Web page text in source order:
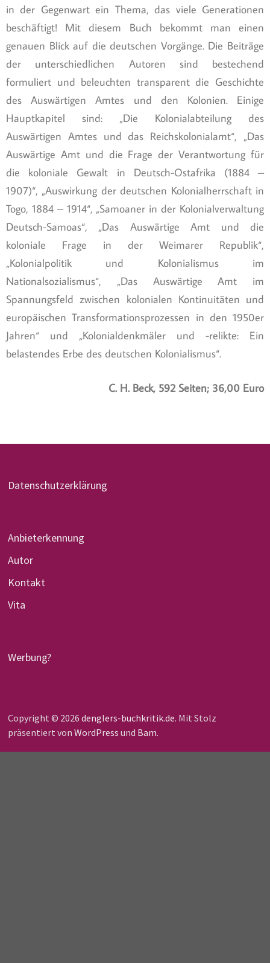
in der Gegenwart ein Thema, das viele Generationen
beschäftigt! Mit diesem Buch bekommt man einen
genauen Blick auf die deutschen Vorgänge. Die Beiträge
der unterschiedlichen Autoren sind bestechend
formuliert und beleuchten transparent die Geschichte
des Auswärtigen Amtes und den Kolonien. Einige
Hauptkapitel sind: „Die Kolonialabteilung des
Auswärtigen Amtes und das Reichskolonialamt“, „Das
Auswärtige Amt und die Frage der Verantwortung für
die koloniale Gewalt in Deutsch-Ostafrika (1884 –
1907)“, „Auswirkung der deutschen Kolonialherrschaft in
Togo, 1884 – 1914“, „Samoaner in der Kolonialverwaltung
Deutsch-Samoas“, „Das Auswärtige Amt und die
koloniale Frage in der Weimarer Republik“,
„Kolonialpolitik und Kolonialismus im
Nationalsozialismus“, „Das Auswärtige Amt im
Spannungsfeld zwischen kolonialen Kontinuitäten und
europäischen Transformationsprozessen in den 1950er
Jahren“ und „Kolonialdenkmäler und -relikte: Ein
belastendes Erbe des deutschen Kolonialismus“.
C. H. Beck, 592 Seiten; 36,00 Euro
Datenschutzerklärung
Anbieterkennung
Autor
Kontakt
Vita
Werbung?
Copyright © 2026 denglers-buchkritik.de. Mit Stolz
präsentiert von WordPress und Bam.